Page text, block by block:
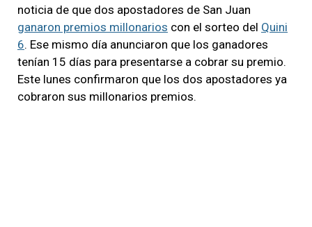
noticia de que dos apostadores de San Juan
ganaron premios millonarios con el sorteo del Quini
6. Ese mismo día anunciaron que los ganadores
tenían 15 días para presentarse a cobrar su premio.
Este lunes confirmaron que los dos apostadores ya
cobraron sus millonarios premios.